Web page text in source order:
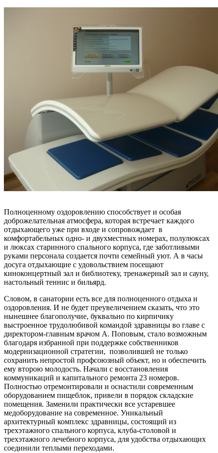
Полноценному оздоровлению способствует и особая
доброжелательная атмосфера, которая встречает каждого
отдыхающего уже при входе и сопровождает в
комфортабельных одно- и двухместных номерах, полулюксах
и люксах старинного спального корпуса, где заботливыми
руками персонала создается почти семейный уют. А в часы
досуга отдыхающие с удовольствием посещают
киноконцертный зал и библиотеку, тренажерный зал и сауну,
настольный теннис и бильярд.
Словом, в санатории есть все для полноценного отдыха и
оздоровления. И не будет преувеличением сказать, что это
нынешнее благополучие, буквально по кирпичику
выстроенное трудолюбивой командой здравницы во главе с
директором-главным врачом А. Поповым, стало возможным
благодаря избранной при поддержке собственников
модернизационной стратегии, позволившей не только
сохранить непростой профсоюзный объект, но и обеспечить
ему второю молодость. Начали с восстановления
коммуникаций и капитального ремонта 23 номеров.
Полностью отремонтировали и оснастили современным
оборудованием пищеблок, привели в порядок складские
помещения. Заменили практически все устаревшее
медоборудование на современное. Уникальный
архитектурный комплекс здравницы, состоящий из
трехэтажного спального корпуса, клуба-столовой и
трехэтажного лечебного корпуса, для удобства отдыхающих
соединили теплыми переходами.